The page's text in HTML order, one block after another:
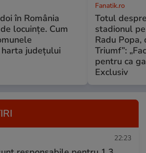
în România
locuințe. Cum
județului
Fanatik.ro
Totul
stadionul
Radu Popa,
Triumf”:
pentru ca
Exclusiv
22:23